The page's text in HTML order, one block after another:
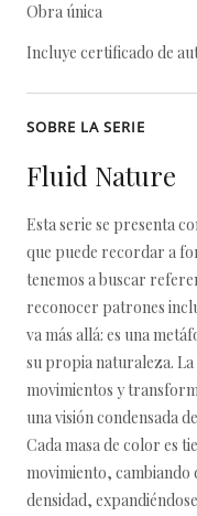
Obra única
Incluye certificado de
SOBRE LA SERIE
Fluid Nature
Esta serie se presenta
que puede recordar a
tenemos a buscar
reconocer patrones
va más allá: es una
su propia naturaleza.
movimientos y
una visión condensada
Cada masa de color es
movimiento, cambiando
densidad,